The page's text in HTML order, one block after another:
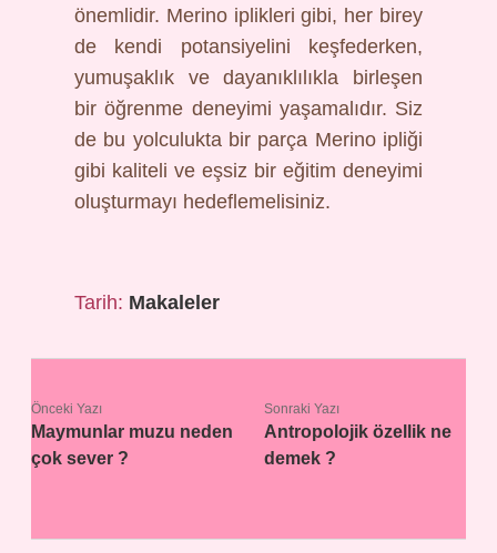
önemlidir. Merino iplikleri gibi, her birey
de kendi potansiyelini keşfederken,
yumuşaklık ve dayanıklılıkla birleşen
bir öğrenme deneyimi yaşamalıdır. Siz
de bu yolculukta bir parça Merino ipliği
gibi kaliteli ve eşsiz bir eğitim deneyimi
oluşturmayı hedeflemelisiniz.
Tarih: Makaleler
Önceki Yazı
Maymunlar muzu neden
çok sever ?
Sonraki Yazı
Antropolojik özellik ne
demek ?